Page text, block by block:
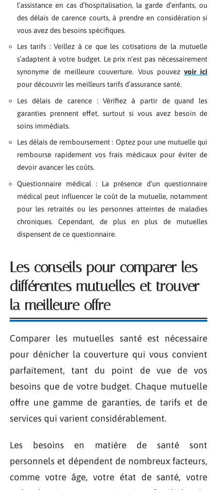
l’assistance en cas d’hospitalisation, la garde d’enfants, ou
des délais de carence courts, à prendre en considération si
vous avez des besoins spécifiques.
Les tarifs : Veillez à ce que les cotisations de la mutuelle
s’adaptent à votre budget. Le prix n’est pas nécessairement
synonyme de meilleure couverture. Vous pouvez voir ici
pour découvrir les meilleurs tarifs d’assurance santé.
Les délais de carence : Vérifiez à partir de quand les
garanties prennent effet, surtout si vous avez besoin de
soins immédiats.
Les délais de remboursement : Optez pour une mutuelle qui
rembourse rapidement vos frais médicaux pour éviter de
devoir avancer les coûts.
Questionnaire médical : La présence d’un questionnaire
médical peut influencer le coût de la mutuelle, notamment
pour les retraités ou les personnes atteintes de maladies
chroniques. Cependant, de plus en plus de mutuelles
dispensent de ce questionnaire.
Les conseils pour comparer les
différentes mutuelles et trouver
la meilleure offre
Comparer les mutuelles santé est nécessaire
pour dénicher la couverture qui vous convient
parfaitement, tant du point de vue de vos
besoins que de votre budget. Chaque mutuelle
offre une gamme de garanties, de tarifs et de
services qui varient considérablement.
Les besoins en matière de santé sont
personnels et dépendent de nombreux facteurs,
comme votre âge, votre état de santé, votre